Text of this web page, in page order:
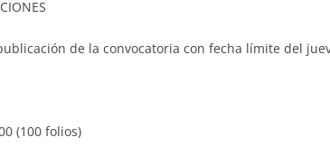
de la convocatoria con fecha límite del
(100 folios)